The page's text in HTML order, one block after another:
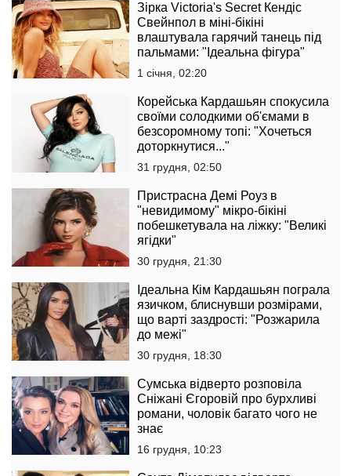
Зірка Victoria's Secret Кендіс
Свейнпол в міні-бікіні
влаштувала гарячий танець під
пальмами: "Ідеальна фігура"
1 січня, 02:20
Корейська Кардашьян спокусила
своїми солодкими об'ємами в
безсоромному топі: "Хочеться
доторкнутися..."
31 грудня, 02:50
Пристрасна Демі Роуз в
"невидимому" мікро-бікіні
побешкетувала на ліжку: "Великі
ягідки"
30 грудня, 21:30
Ідеальна Кім Кардашьян пограла
язичком, блиснувши розмірами,
що варті заздрості: "Розжарила
до межі"
30 грудня, 18:30
Сумська відверто розповіла
Сніжані Єгоровій про бурхливі
романи, чоловік багато чого не
знає
16 грудня, 10:23